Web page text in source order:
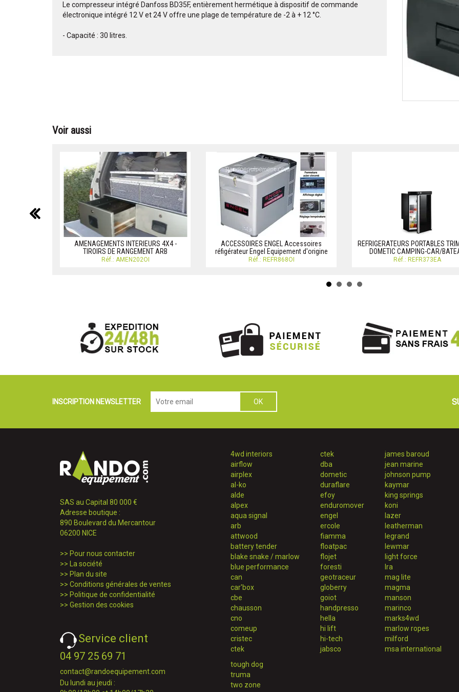
Le compresseur intégré Danfoss BD35F, entièrement hermétique à dispositif de commande
électronique intégré 12 V et 24 V offre une plage de température de -2 à + 12 °C.
- Capacité : 30 litres.
Voir aussi
AMENAGEMENTS INTERIEURS 4X4 -
TIROIRS DE RANGEMENT ARB
Réf.: AMEN202OI
ACCESSOIRES ENGEL Accessoires
réfigérateur Engel Equipement d'origine
Réf.: REFR868OI
REFRIGERATEURS PORTABLES
DOMETIC CAMPING-CAR/
Réf.: REFR373EA
précédent
INSCRIPTION NEWSLETTER
SAS au Capital 80 000 €
Adresse boutique :
890 Boulevard du Mercantour
06200 NICE
>> Pour nous contacter
>>
La société
>> Plan du site
>> Conditions générales de ventes
>> Politique de confidentialité
>> Gestion des cookies
Service client
04 97 25 69 71
contact@randoequipement.com
Du lundi au jeudi :
4wd interiors
airflow
airplex
al-ko
alde
alpex
aqua signal
arb
attwood
battery tender
blake snake / marlow
blue performance
can
car'box
cbe
chausson
cno
comeup
cristec
ctek
ctek
dba
dometic
duraflare
efoy
enduromover
engel
ercole
fiamma
floatpac
flojet
foresti
geotraceur
globerry
goiot
handpresso
hella
hi lift
hi-tech
jabsco
james baroud
jean marine
johnson pump
kaymar
king springs
koni
lazer
leatherman
legrand
lewmar
light force
lra
mag lite
magma
manson
marinco
marks4wd
marlow ropes
milford
msa international
tough dog
truma
two zone